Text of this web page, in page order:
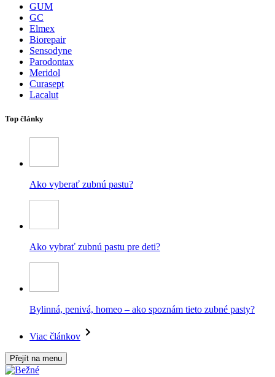
GUM
GC
Elmex
Biorepair
Sensodyne
Parodontax
Meridol
Curasept
Lacalut
Top články
Ako vyberať zubnú pastu?
Ako vybrať zubnú pastu pre deti?
Bylinná, penivá, homeo – ako spoznám tieto zubné pasty?
Viac článkov
Přejít na menu